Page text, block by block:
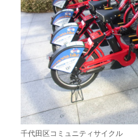
千代田区コミュニティサイクル